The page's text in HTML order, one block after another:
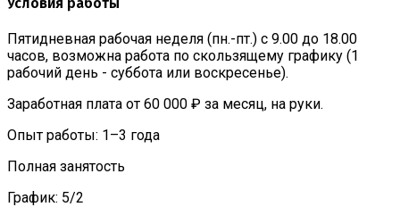
Пятидневная рабочая неделя (пн.-пт.) с 9.00 до 18.00
часов, возможна работа по скользящему графику (1
рабочий день - суббота или воскресенье).
Заработная плата от 60 000 ₽ за месяц, на руки.
Опыт работы: 1–3 года
Полная занятость
График: 5/2